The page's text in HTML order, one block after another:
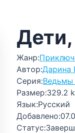
Жанр:
Автор:Дарина
Серия:Ведьмы
Размер:329.2
Язык:Русский
Добавлено:
Статус: